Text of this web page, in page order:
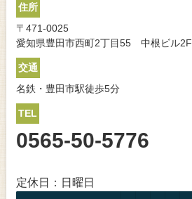
住所
〒471-0025
愛知県豊田市西町2丁目55 中根ビル2F
交通
名鉄・豊田市駅徒歩5分
TEL
0565-50-5776
定休日：日曜日